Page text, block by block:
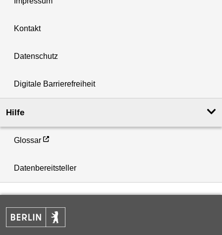
Kontakt
Datenschutz
Digitale Barrierefreiheit
Hilfe
Glossar
Datenbereitsteller